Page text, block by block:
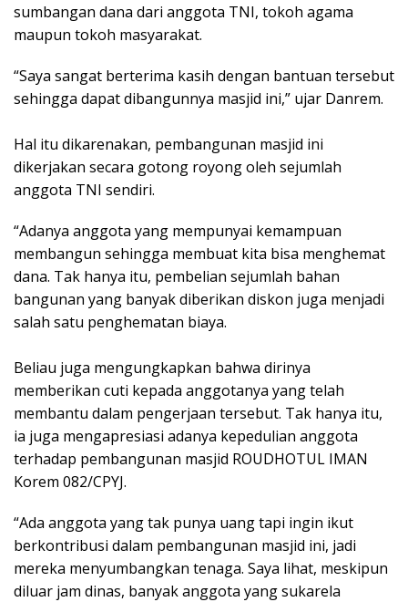
sumbangan dana dari anggota TNI, tokoh agama
maupun tokoh masyarakat.
“Saya sangat berterima kasih dengan bantuan tersebut
sehingga dapat dibangunnya masjid ini,” ujar Danrem.
Hal itu dikarenakan, pembangunan masjid ini
dikerjakan secara gotong royong oleh sejumlah
anggota TNI sendiri.
“Adanya anggota yang mempunyai kemampuan
membangun sehingga membuat kita bisa menghemat
dana. Tak hanya itu, pembelian sejumlah bahan
bangunan yang banyak diberikan diskon juga menjadi
salah satu penghematan biaya.
Beliau juga mengungkapkan bahwa dirinya
memberikan cuti kepada anggotanya yang telah
membantu dalam pengerjaan tersebut. Tak hanya itu,
ia juga mengapresiasi adanya kepedulian anggota
terhadap pembangunan masjid ROUDHOTUL IMAN
Korem 082/CPYJ.
“Ada anggota yang tak punya uang tapi ingin ikut
berkontribusi dalam pembangunan masjid ini, jadi
mereka menyumbangkan tenaga. Saya lihat, meskipun
diluar jam dinas, banyak anggota yang sukarela